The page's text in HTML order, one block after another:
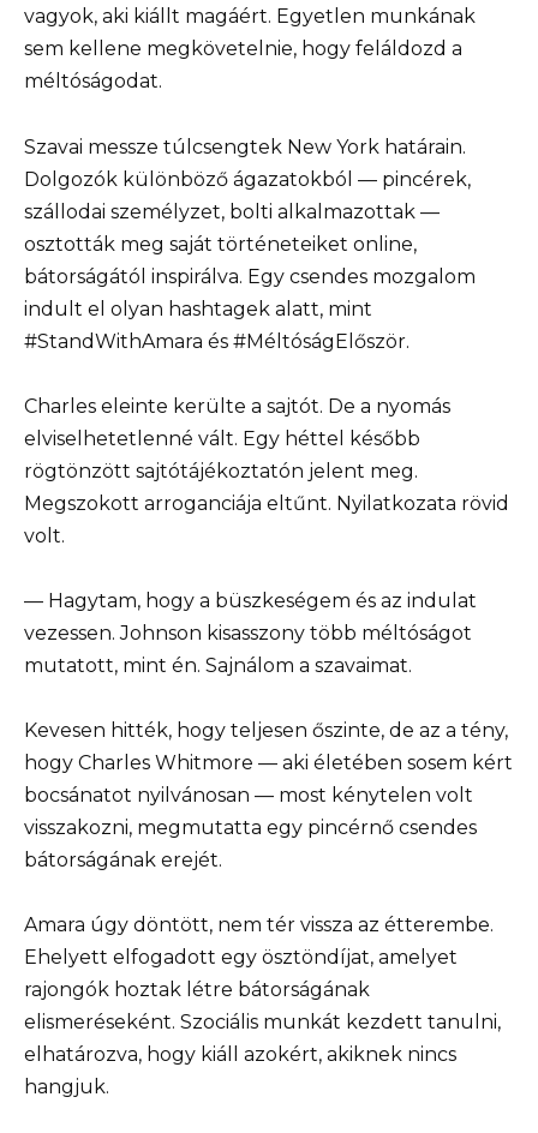
vagyok, aki kiállt magáért. Egyetlen munkának
sem kellene megkövetelnie, hogy feláldozd a
méltóságodat.
Szavai messze túlcsengtek New York határain.
Dolgozók különböző ágazatokból — pincérek,
szállodai személyzet, bolti alkalmazottak —
osztották meg saját történeteiket online,
bátorságától inspirálva. Egy csendes mozgalom
indult el olyan hashtagek alatt, mint
#StandWithAmara és #MéltóságElőször.
Charles eleinte kerülte a sajtót. De a nyomás
elviselhetetlenné vált. Egy héttel később
rögtönzött sajtótájékoztatón jelent meg.
Megszokott arroganciája eltűnt. Nyilatkozata rövid
volt.
— Hagytam, hogy a büszkeségem és az indulat
vezessen. Johnson kisasszony több méltóságot
mutatott, mint én. Sajnálom a szavaimat.
Kevesen hitték, hogy teljesen őszinte, de az a tény,
hogy Charles Whitmore — aki életében sosem kért
bocsánatot nyilvánosan — most kénytelen volt
visszakozni, megmutatta egy pincérnő csendes
bátorságának erejét.
Amara úgy döntött, nem tér vissza az étterembe.
Ehelyett elfogadott egy ösztöndíjat, amelyet
rajongók hoztak létre bátorságának
elismeréseként. Szociális munkát kezdett tanulni,
elhatározva, hogy kiáll azokért, akiknek nincs
hangjuk.